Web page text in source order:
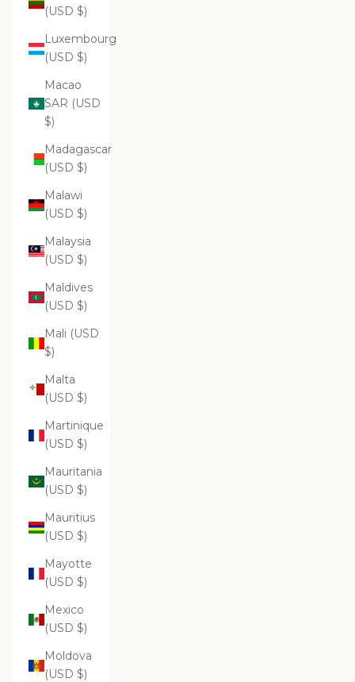
(USD $)
Luxembourg
(USD $)
Macao
SAR (USD
$)
Madagascar
(USD $)
Malawi
(USD $)
Malaysia
(USD $)
Maldives
(USD $)
Mali (USD
$)
Malta
(USD $)
Martinique
(USD $)
Mauritania
(USD $)
Mauritius
(USD $)
Mayotte
(USD $)
Mexico
(USD $)
Moldova
(USD $)